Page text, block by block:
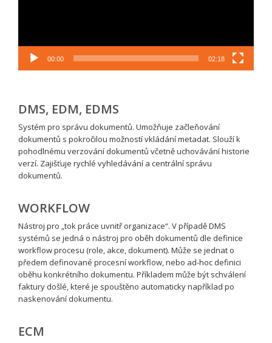
00:00 02:18
DMS, EDM, EDMS
Systém pro správu dokumentů. Umožňuje začleňování
dokumentů s pokročilou možností vkládání metadat. Slouží k
pohodlnému verzování dokumentů včetně uchovávání historie
verzí. Zajišťuje rychlé vyhledávání a centrální správu
dokumentů.
WORKFLOW
Nástroj pro „tok práce uvnitř organizace“. V případě DMS
systémů se jedná o nástroj pro oběh dokumentů dle definice
workflow procesu (role, akce, dokument). Může se jednat o
předem definované procesní workflow, nebo ad-hoc definici
oběhu konkrétního dokumentu. Příkladem může být schválení
faktury došlé, které je spouštěno automaticky například po
naskenování dokumentu.
ECM